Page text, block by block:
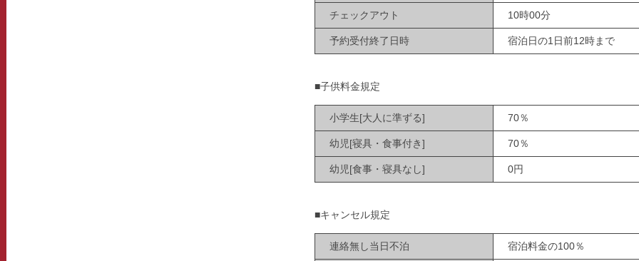
チェックアウト 10時00分
予約受付終了日時 宿泊日の1日前12時まで
■子供料金規定
小学生[大人に準ずる] 70％
幼児[寝具・食事付き] 70％
幼児[食事・寝具なし] 0円
■キャンセル規定
連絡無し当日不泊 宿泊料金の100％